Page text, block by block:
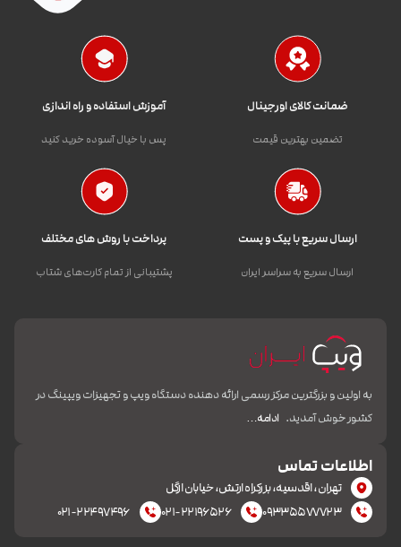
ضمانت کالای اورجینال
تضمین بهترین قیمت
آموزش استفاده و راه اندازی
پس با خیال آسوده خرید کنید
ارسال سریع با پیک و پست
ارسال سریع به سراسر ایران
پرداخت با روش های مختلف
پشتیبانی از تمام کارت‌های شتاب
به اولین و بزرگترین مرکز رسمی ارائه دهنده دستگاه ویپ و تجهیزات ویپینگ در
کشور خوش آمدید. ادامه…
اطلاعات تماس
تهران، اقدسیه، بزرکراه ارتش، خیابان ازگل
۰۹۳۳۵۵۷۷۷۲۳
۰۲۱-۲۲۱۹۶۵۲۶ ۰۲۱-۲۲۴۹۷۴۹۶